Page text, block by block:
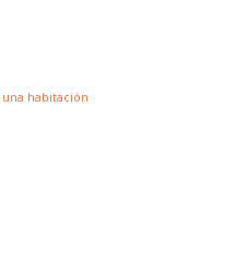
una habitación